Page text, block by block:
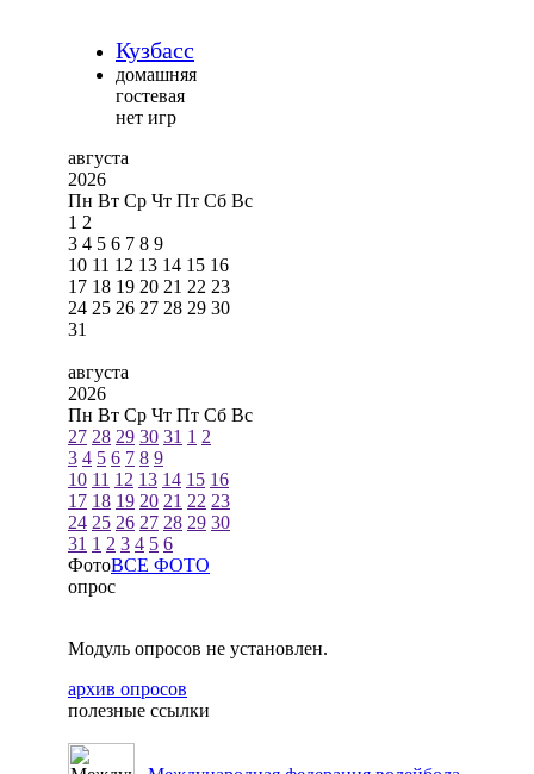
Кузбасс
домашняя
гостевая
нет игр
августа
2026
Пн Вт Ср Чт Пт Сб Вс
1 2
3 4 5 6 7 8 9
10 11 12 13 14 15 16
17 18 19 20 21 22 23
24 25 26 27 28 29 30
31
августа
2026
Пн Вт Ср Чт Пт Сб Вс
27 28 29 30 31 1 2
3 4 5 6 7 8 9
10 11 12 13 14 15 16
17 18 19 20 21 22 23
24 25 26 27 28 29 30
31 1 2 3 4 5 6
ФотоВСЕ ФОТО
опрос
Модуль опросов не установлен.
архив опросов
полезные ссылки